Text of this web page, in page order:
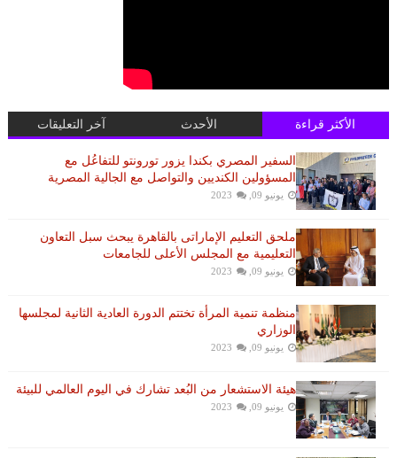
الأكثر قراءة الأحدث آخر التعليقات
السفير المصري بكندا يزور تورونتو للتفاعُل مع
المسؤولين الكنديين والتواصل مع الجالية المصرية
يونيو 09, 2023
ملحق التعليم الإماراتى بالقاهرة يبحث سبل التعاون
التعليمية مع المجلس الأعلى للجامعات
يونيو 09, 2023
منظمة تنمية المرأة تختتم الدورة العادية الثانية لمجلسها
الوزاري
يونيو 09, 2023
هيئة الاستشعار من البُعد تشارك في اليوم العالمي للبيئة
يونيو 09, 2023